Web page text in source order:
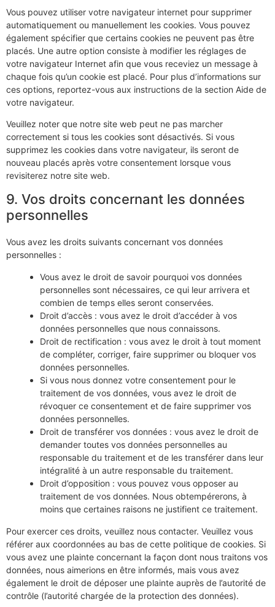
Vous pouvez utiliser votre navigateur internet pour supprimer
automatiquement ou manuellement les cookies. Vous pouvez
également spécifier que certains cookies ne peuvent pas être
placés. Une autre option consiste à modifier les réglages de
votre navigateur Internet afin que vous receviez un message à
chaque fois qu’un cookie est placé. Pour plus d’informations sur
ces options, reportez-vous aux instructions de la section Aide de
votre navigateur.
Veuillez noter que notre site web peut ne pas marcher
correctement si tous les cookies sont désactivés. Si vous
supprimez les cookies dans votre navigateur, ils seront de
nouveau placés après votre consentement lorsque vous
revisiterez notre site web.
9. Vos droits concernant les données
personnelles
Vous avez les droits suivants concernant vos données
personnelles :
Vous avez le droit de savoir pourquoi vos données
personnelles sont nécessaires, ce qui leur arrivera et
combien de temps elles seront conservées.
Droit d’accès : vous avez le droit d’accéder à vos
données personnelles que nous connaissons.
Droit de rectification : vous avez le droit à tout moment
de compléter, corriger, faire supprimer ou bloquer vos
données personnelles.
Si vous nous donnez votre consentement pour le
traitement de vos données, vous avez le droit de
révoquer ce consentement et de faire supprimer vos
données personnelles.
Droit de transférer vos données : vous avez le droit de
demander toutes vos données personnelles au
responsable du traitement et de les transférer dans leur
intégralité à un autre responsable du traitement.
Droit d’opposition : vous pouvez vous opposer au
traitement de vos données. Nous obtempérerons, à
moins que certaines raisons ne justifient ce traitement.
Pour exercer ces droits, veuillez nous contacter. Veuillez vous
référer aux coordonnées au bas de cette politique de cookies. Si
vous avez une plainte concernant la façon dont nous traitons vos
données, nous aimerions en être informés, mais vous avez
également le droit de déposer une plainte auprès de l’autorité de
contrôle (l’autorité chargée de la protection des données).